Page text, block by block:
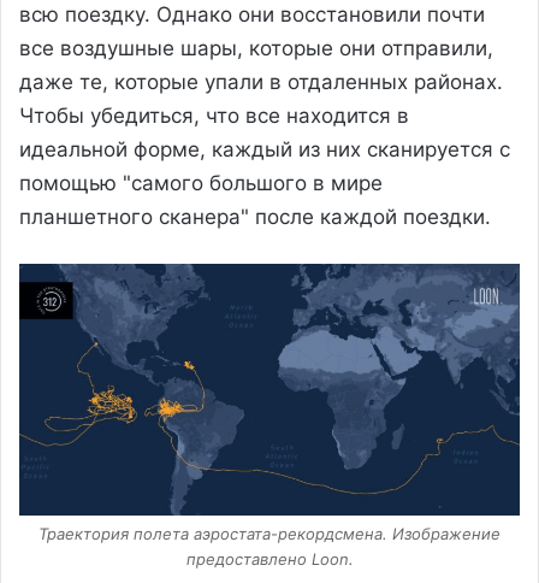
всю поездку. Однако они восстановили почти
все воздушные шары, которые они отправили,
даже те, которые упали в отдаленных районах.
Чтобы убедиться, что все находится в
идеальной форме, каждый из них сканируется с
помощью "самого большого в мире
планшетного сканера" после каждой поездки.
Траектория полета аэростата-рекордсмена. Изображение
предоставлено Loon.